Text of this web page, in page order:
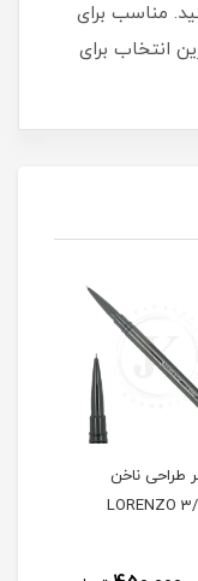
مناسب برای
انتخاب برای
طراحی ناخن